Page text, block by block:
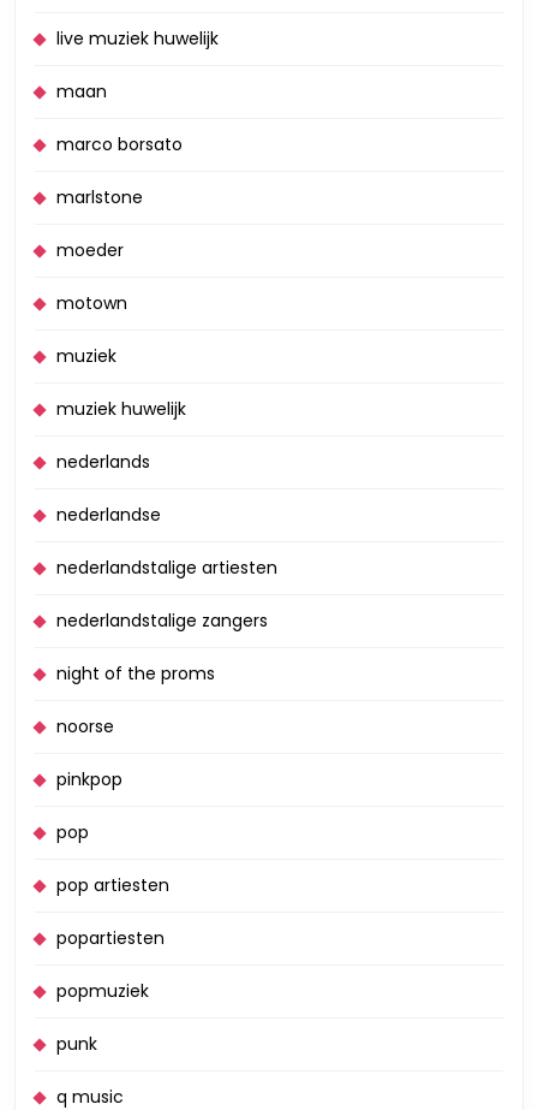
live muziek huwelijk
maan
marco borsato
marlstone
moeder
motown
muziek
muziek huwelijk
nederlands
nederlandse
nederlandstalige artiesten
nederlandstalige zangers
night of the proms
noorse
pinkpop
pop
pop artiesten
popartiesten
popmuziek
punk
q music